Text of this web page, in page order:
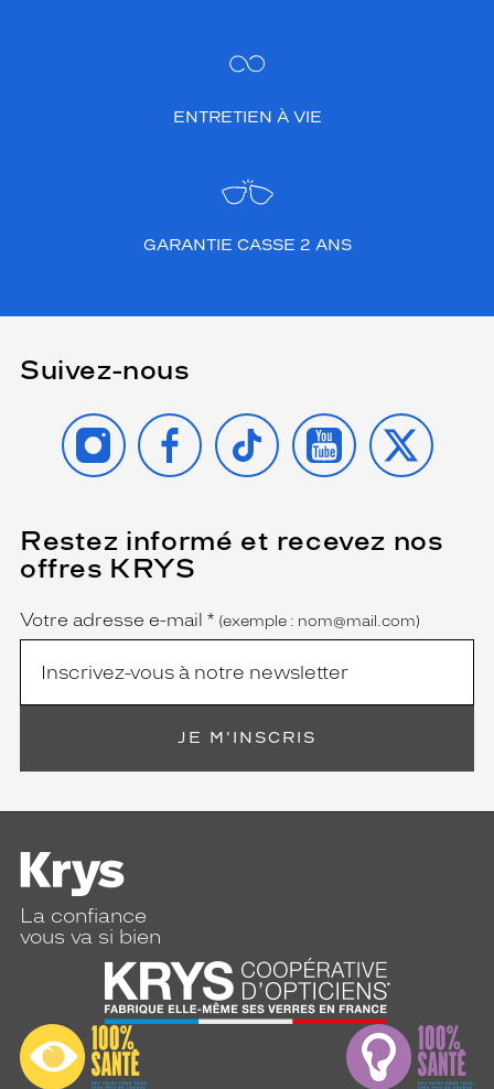
ENTRETIEN À VIE
GARANTIE CASSE 2 ANS
Suivez-nous
INSTAGRAMFACEBOOK
TIKTOK YOUTUBE
X
Restez informé et recevez nos
offres KRYS
Name
Votre adresse e-mail *
(Ce
champ
est
(exemple : nom@mail.com)
JE M'INSCRIS
La confiance
vous va si bien